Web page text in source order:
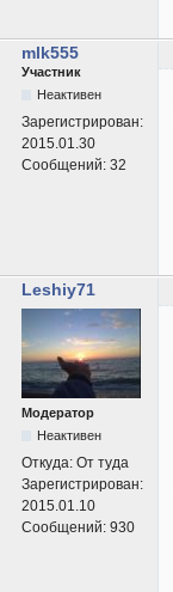
mlk555
Участник
Неактивен
Зарегистрирован:
2015.01.30
Сообщений: 32
Leshiy71
Модератор
Неактивен
Откуда: От туда
Зарегистрирован:
2015.01.10
Сообщений: 930